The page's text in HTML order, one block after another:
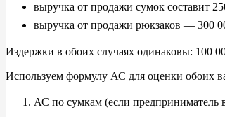
выручка от продажи сумок составит
выручка от продажи рюкзаков — 300
Издержки в обоих случаях одинаковы: 100
Используем формулу АС для оценки обоих
АС по сумкам (если предприниматель